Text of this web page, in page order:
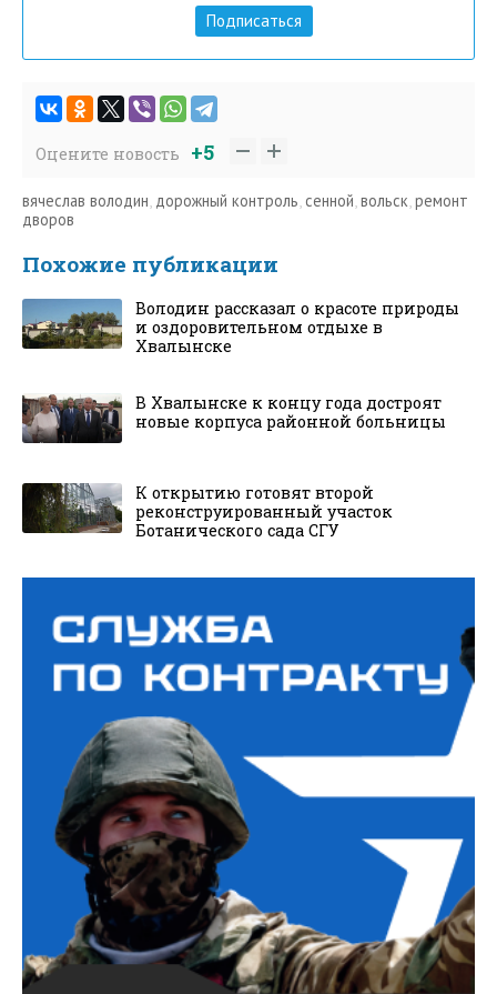
Подписаться
Оцените новость +5
вячеслав володин, дорожный контроль, сенной,вольск,ремонт
дворов
Похожие публикации
Володин рассказал о красоте природы
и оздоровительном отдыхе в
Хвалынске
В Хвалынске к концу года достроят
новые корпуса районной больницы
К открытию готовят второй
реконструированный участок
Ботанического сада СГУ